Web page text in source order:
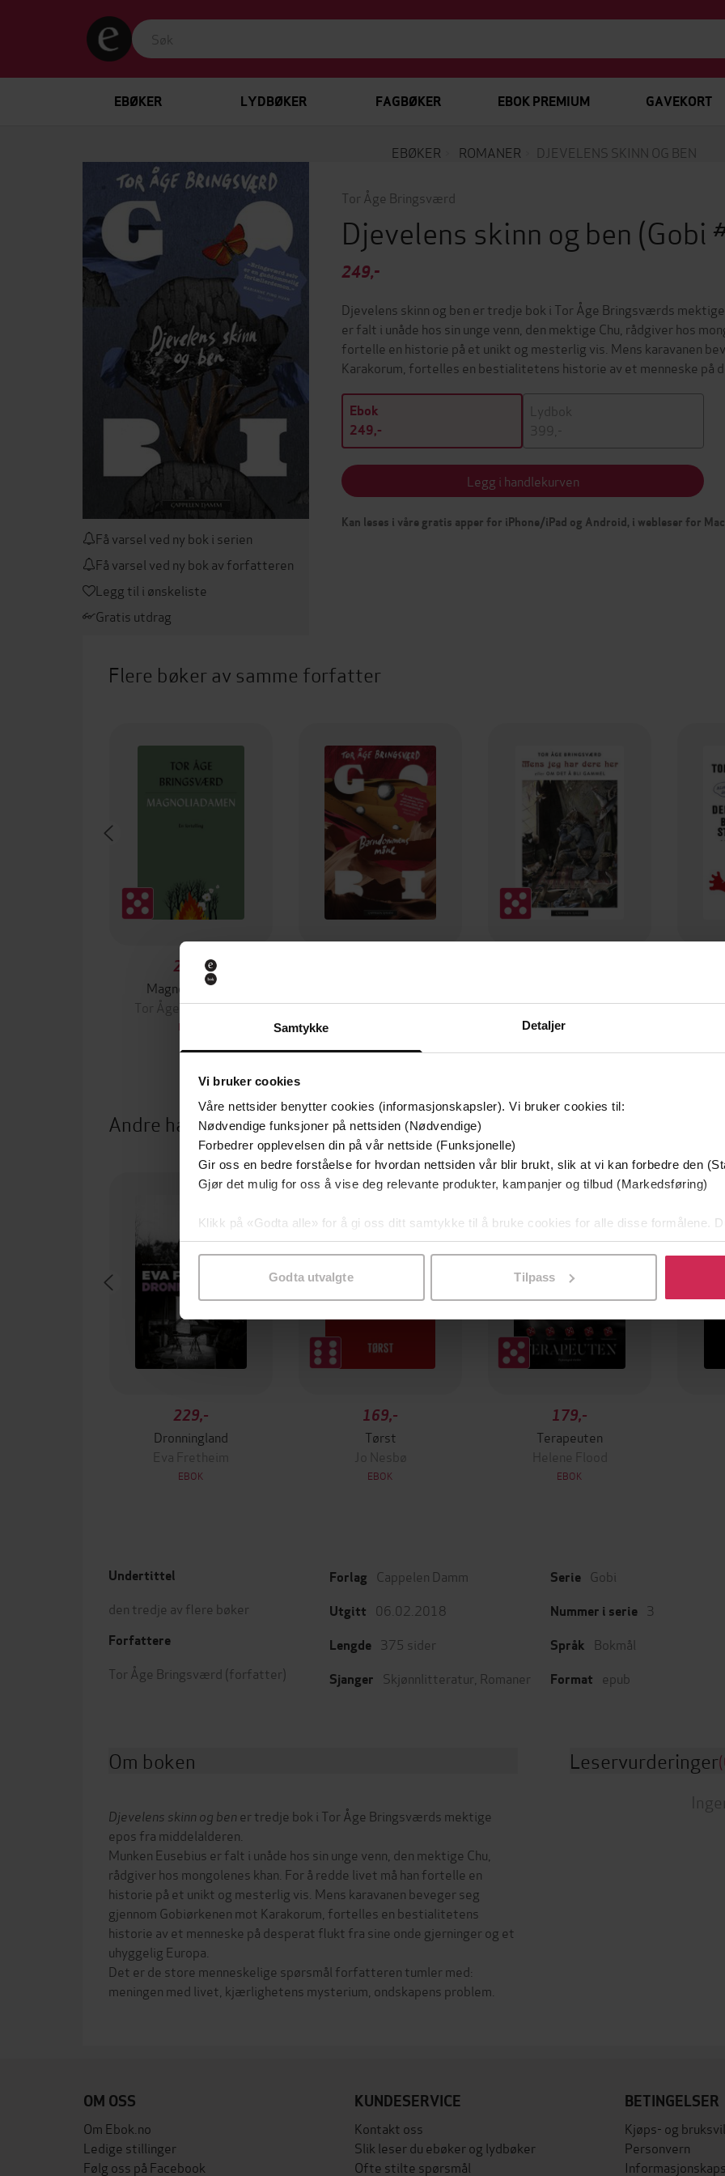
Samtykke Detaljer
Vi bruker cookies
Våre nettsider benytter cookies (informasjonskapsler). Vi bruker cookies til:
Nødvendige funksjoner på nettsiden (Nødvendige)
Forbedrer opplevelsen din på vår nettside (Funksjonelle)
Gir oss en bedre forståelse for hvordan nettsiden vår blir brukt, slik at vi kan forbedre den
Gjør det mulig for oss å vise deg relevante produkter, kampanjer og tilbud (Markedsføring)
Klikk på «Godta alle» for å gi oss ditt samtykke til å bruke cookies for alle disse formålene.
samtykke til spesifikke formål ved å klikke på «Tilpass». Du kan når som helst trekke
Godta utvalgte Tilpass
EBØKER LYDBØKER FAGBØKER EBOK PREMIUM GAVEKORT
EBØKER ROMANER DJEVELENS SKINN OG BEN
Få varsel ved ny bok i serien
Få varsel ved ny bok av forfatteren
Legg til i ønskeliste
Gratis utdrag
Tor Åge Bringsværd
Djevelens skinn og ben (Gobi
249,-
Djevelens skinn og ben er tredje bok i Tor Åge Bringsværds
er falt i unåde hos sin unge venn, den mektige Chu, rådgiver hos
fortelle en historie på et unikt og mesterlig vis. Mens karavanen
Karakorum, fortelles en bestialitetens historie av et menneske på
Ebok
249,-
Lydbok
399,-
Legg i handlekurven
Kan leses i våre gratis apper for iPhone/iPad og Android, i webleser for
Flere bøker av samme forfatter
289,-
Magnoliadamen
Tor Åge Bringsværd
EBOK
Tor Åge Bringsværd
Tor Åge Bringsværd
EBOK
Andre har også kjøpt
229,-
Dronningland
Eva Fretheim
EBOK
Premium
169,-
Tørst
Jo Nesbø
EBOK
Premium
179,-
Terapeuten
Helene Flood
EBOK
Undertittel
den tredje av flere bøker
Forfattere
Tor Åge Bringsværd (forfatter)
Forlag Cappelen Damm
Utgitt 06.02.2018
Lengde 375 sider
Sjanger Skjønnlitteratur Romaner
Serie Gobi
Nummer i serie 3
Språk Bokmål
Format epub
Om boken
Djevelens skinn og ben er tredje bok i Tor Åge Bringsværds mektige
epos fra middelalderen.
Munken Eusebius er falt i unåde hos sin unge venn, den mektige Chu,
rådgiver hos mongolenes khan. For å redde livet må han fortelle en
historie på et unikt og mesterlig vis. Mens karavanen beveger seg
gjennom Gobiørkenen mot Karakorum, fortelles en bestialitetens
historie av et menneske på desperat flukt fra sine onde gjerninger og et
uhyggelig Europa.
Det er de store menneskelige spørsmål forfatteren tumler med:
meningen med livet, kjærlighetens mysterium, ondskapens problem.
Leservurderinger
OM OSS
Om Ebok.no
Ledige stillinger
Følg oss på Facebook
KUNDESERVICE
Kontakt oss
Slik leser du ebøker og lydbøker
Ofte stilte spørsmål
BETINGELSER
Kjøps- og
Personvern